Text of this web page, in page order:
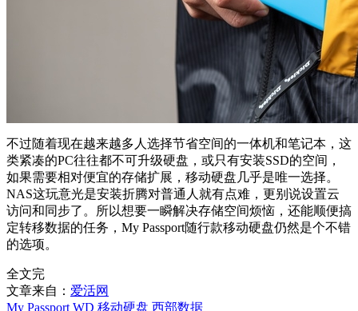
不过随着现在越来越多人选择节省空间的一体机和笔记本，这
类紧凑的PC往往都不可升级硬盘，或只有安装SSD的空间，
如果需要相对便宜的存储扩展，移动硬盘几乎是唯一选择。
NAS这玩意光是安装折腾对普通人就有点难，更别说设置云
访问和同步了。所以想要一瞬解决存储空间烦恼，还能顺便搞
定转移数据的任务，My Passport随行款移动硬盘仍然是个不错
的选项。
全文完
文章来自： 爱活网
My Passport WD 移动硬盘 西部数据